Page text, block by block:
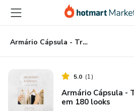
para
conteúdo
principal
para
pagamento
para
rodapé
Armário Cápsula - Transforme 15 peças em 180 looks
5.0 (1)
Armário Cápsula -
em 180 looks